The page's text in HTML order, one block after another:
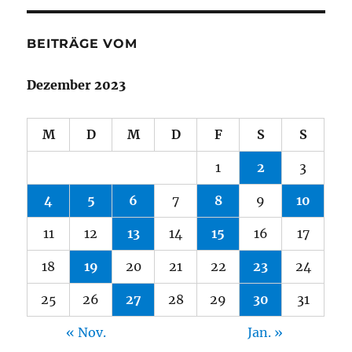
BEITRÄGE VOM
Dezember 2023
M D M D F S S
1 2 3
4 5 6 7 8 9 10
11 12 13 14 15 16 17
18 19 20 21 22 23 24
25 26 27 28 29 30 31
« Nov. Jan. »